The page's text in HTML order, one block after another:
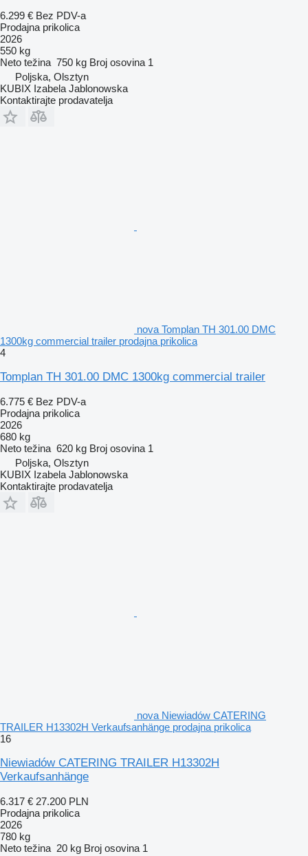
6.299 € Bez PDV-a
Prodajna prikolica
2026
550 kg
Neto težina 750 kg Broj osovina 1
Poljska, Olsztyn
KUBIX Izabela Jablonowska
Kontaktirajte prodavatelja
nova Tomplan TH 301.00 DMC
1300kg commercial trailer prodajna prikolica
4
Tomplan TH 301.00 DMC 1300kg commercial trailer
6.775 € Bez PDV-a
Prodajna prikolica
2026
680 kg
Neto težina 620 kg Broj osovina 1
Poljska, Olsztyn
KUBIX Izabela Jablonowska
Kontaktirajte prodavatelja
nova Niewiadów CATERING
TRAILER H13302H Verkaufsanhänge prodajna prikolica
16
Niewiadów CATERING TRAILER H13302H
Verkaufsanhänge
6.317 € 27.200 PLN
Prodajna prikolica
2026
780 kg
Neto težina 20 kg Broj osovina 1